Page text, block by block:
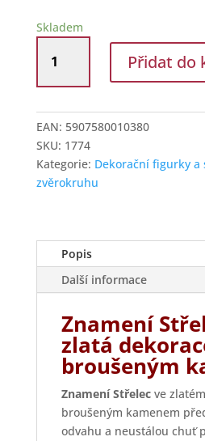
Skladem
soška
8,5
znamení
zvěrokruhu
Střelec
množství
Přidat do
EAN: 5907580010380
SKU: 1774
Kategorie: Dekorační figurky a
zvěrokruhu
Popis
Další informace
Znamení
zlatá
broušeným
Znamení Střelecve
broušeným kamenem
odvahu a neustálou chuť